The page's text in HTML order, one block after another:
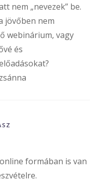
nem „nevezek” be.
jövőben nem
webinárium, vagy
és
formában is van